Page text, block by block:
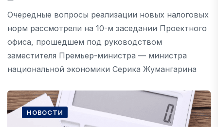
Очередные вопросы реализации новых налоговых
норм рассмотрели на 10-м заседании Проектного
офиса, прошедшем под руководством
заместителя Премьер-министра — министра
национальной экономики Серика Жумангарина
НОВОСТИ